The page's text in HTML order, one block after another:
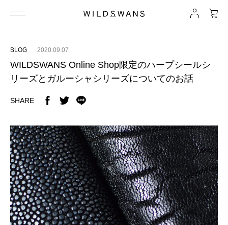
BLOG 2020.09.07
WILDSWANS Online Shop限定のハープシールシ
リーズとガルーシャシリーズについてのお話
SHARE